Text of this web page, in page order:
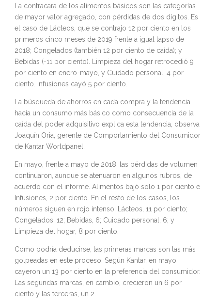
La contracara de los alimentos básicos son las categorías
de mayor valor agregado, con pérdidas de dos dígitos. Es
el caso de Lácteos, que se contrajo 12 por ciento en los
primeros cinco meses de 2019 frente a igual lapso de
2018; Congelados (también 12 por ciento de caída); y
Bebidas (-11 por ciento). Limpieza del hogar retrocedió 9
por ciento en enero-mayo, y Cuidado personal, 4 por
ciento. Infusiones cayó 5 por ciento.
La búsqueda de ahorros en cada compra y la tendencia
hacia un consumo más básico como consecuencia de la
caída del poder adquisitivo explica esta tendencia, observa
Joaquín Oria, gerente de Comportamiento del Consumidor
de Kantar Worldpanel.
En mayo, frente a mayo de 2018, las pérdidas de volumen
continuaron, aunque se atenuaron en algunos rubros, de
acuerdo con el informe. Alimentos bajó solo 1 por ciento e
Infusiones, 2 por ciento. En el resto de los casos, los
números siguen en rojo intenso: Lácteos, 11 por ciento;
Congelados, 12; Bebidas, 6; Cuidado personal, 6; y
Limpieza del hogar, 8 por ciento.
Como podría deducirse, las primeras marcas son las más
golpeadas en este proceso. Según Kantar, en mayo
cayeron un 13 por ciento en la preferencia del consumidor.
Las segundas marcas, en cambio, crecieron un 6 por
ciento y las terceras, un 2.